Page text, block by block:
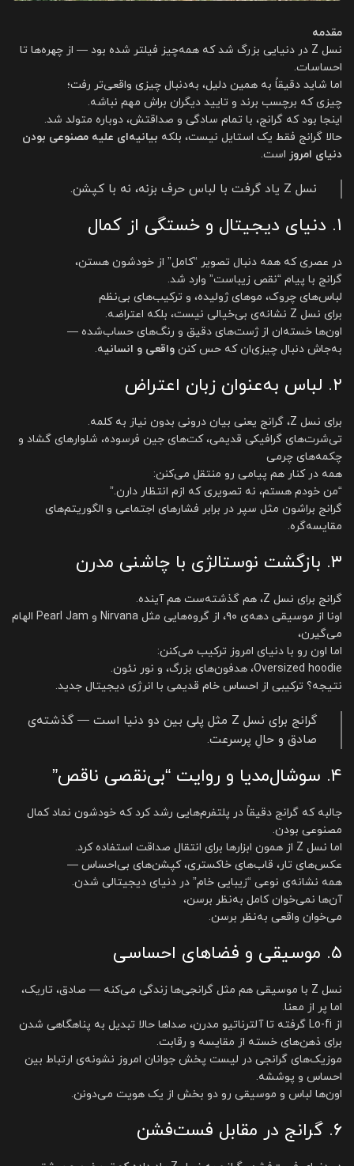
مقدمه
نسل Z در دنیایی بزرگ شد که همه‌چیز فیلتر شده بود — از چهره‌ها تا
احساسات.
اما شاید دقیقاً به همین دلیل، به‌دنبال چیزی واقعی‌تر رفت؛
چیزی که برچسب برند و تایید دیگران براش مهم نباشه.
اینجا بود که گرانج، با تمام سادگی و صداقتش، دوباره متولد شد.
حالا گرانج فقط یک استایل نیست، بلکه بیانیه‌ای علیه مصنوعی بودن
دنیای امروز است.
نسل Z یاد گرفت با لباس حرف بزنه، نه با کپشن.
۱. دنیای دیجیتال و خستگی از کمال
در عصری که همه دنبال تصویر “کامل” از خودشون هستن،
گرانج با پیام “نقص زیباست” وارد شد.
لباس‌های چروک، موهای ژولیده، و ترکیب‌های بی‌نظم
برای نسل Z نشانه‌ی بی‌خیالی نیست، بلکه اعتراضه.
اون‌ها خسته‌ان از ژست‌های دقیق و رنگ‌های حساب‌شده —
به‌جاش دنبال چیزی‌ان که حس کنن واقعی و انسانیه.
۲. لباس به‌عنوان زبان اعتراض
برای نسل Z، گرانج یعنی بیان درونی بدون نیاز به کلمه.
تی‌شرت‌های گرافیکی قدیمی، کت‌های جین فرسوده، شلوارهای گشاد و
چکمه‌های چرمی
همه در کنار هم پیامی رو منتقل می‌کنن:
“من خودم هستم، نه تصویری که ازم انتظار دارن.”
گرانج براشون مثل سپر در برابر فشارهای اجتماعی و الگوریتم‌های
مقایسه‌گره.
۳. بازگشت نوستالژی با چاشنی مدرن
گرانج برای نسل Z، هم گذشته‌ست هم آینده.
اونا از موسیقی دهه‌ی ۹۰، از گروه‌هایی مثل Nirvana و Pearl Jam الهام
می‌گیرن،
اما اون رو با دنیای امروز ترکیب می‌کنن:
Oversized hoodie، هدفون‌های بزرگ، و نور نئون.
نتیجه؟ ترکیبی از احساس خام قدیمی با انرژی دیجیتال جدید.
گرانج برای نسل Z مثل پلی بین دو دنیا است — گذشته‌ی
صادق و حالِ پرسرعت.
۴. سوشال‌مدیا و روایت “بی‌نقصی ناقص”
جالبه که گرانج دقیقاً در پلتفرم‌هایی رشد کرد که خودشون نماد کمال
مصنوعی بودن.
اما نسل Z از همون ابزارها برای انتقال صداقت استفاده کرد.
عکس‌های تار، قاب‌های خاکستری، کپشن‌های بی‌احساس —
همه نشانه‌ی نوعی “زیبایی خام” در دنیای دیجیتالی شدن.
آن‌ها نمی‌خوان کامل به‌نظر برسن،
می‌خوان واقعی به‌نظر برسن.
۵. موسیقی و فضاهای احساسی
نسل Z با موسیقی هم مثل گرانجی‌ها زندگی می‌کنه — صادق، تاریک،
اما پر از معنا.
از Lo-fi گرفته تا آلترناتیو مدرن، صداها حالا تبدیل به پناهگاهی شدن
برای ذهن‌های خسته از مقایسه و رقابت.
موزیک‌های گرانجی در لیست پخش جوانان امروز نشونه‌ی ارتباط بین
احساس و پوششه.
اون‌ها لباس و موسیقی رو دو بخش از یک هویت می‌دونن.
۶. گرانج در مقابل فست‌فشن